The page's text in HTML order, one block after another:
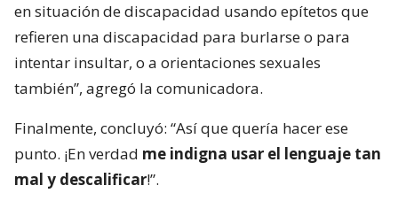
en situación de discapacidad usando epítetos que
refieren una discapacidad para burlarse o para
intentar insultar, o a orientaciones sexuales
también”, agregó la comunicadora.
Finalmente, concluyó: “Así que quería hacer ese
punto. ¡En verdad me indigna usar el lenguaje tan
mal y descalificar!”.